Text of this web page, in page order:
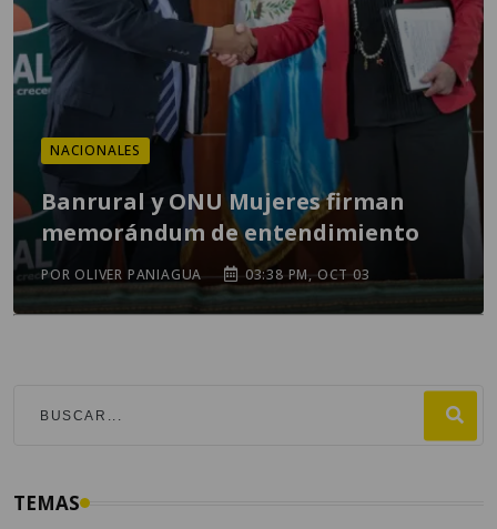
NACIONALES
Banrural y ONU Mujeres firman
memorándum de entendimiento
POR OLIVER PANIAGUA 03:38 PM, OCT 03
TEMAS